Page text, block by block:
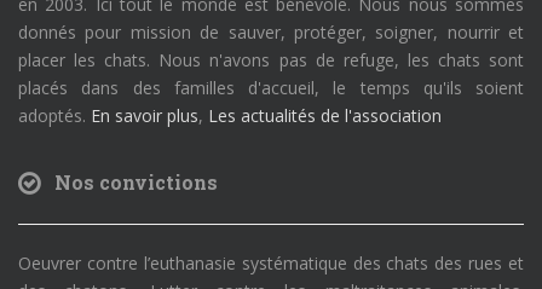
donnés pour mission de sauver, protéger, soigner, nourrir et
placer les chats. Nous n'avons pas de refuge, les chats sont
placés dans des familles d'accueil, le temps qu'ils soient
adoptés. En savoir plus, Les actualités de l'association
Nos convictions
Oeuvrer contre l’euthanasie systématique des chats des rues et